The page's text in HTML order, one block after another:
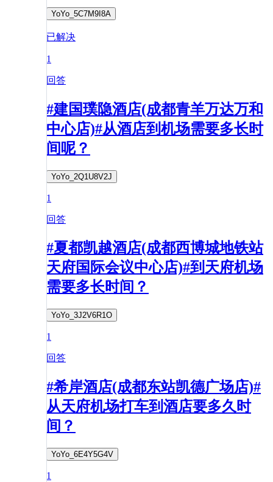
YoYo_5C7M9I8A
已解决
1
回答
#建国璞隐酒店(成都青羊万达万和
中心店)#从酒店到机场需要多长时
间呢？
YoYo_2Q1U8V2J
1
回答
#夏都凯越酒店(成都西博城地铁站
天府国际会议中心店)#到天府机场
需要多长时间？
YoYo_3J2V6R1O
1
回答
#希岸酒店(成都东站凯德广场店)#
从天府机场打车到酒店要多久时
间？
YoYo_6E4Y5G4V
1